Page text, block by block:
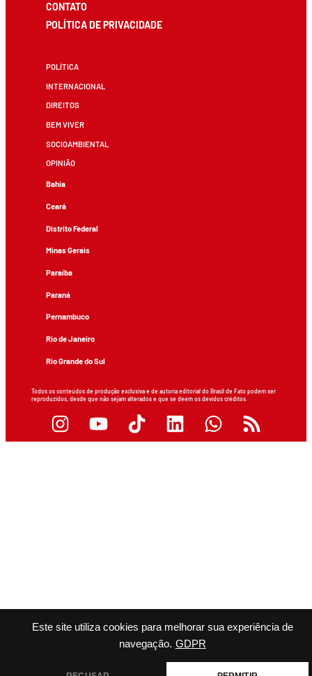
Este site utiliza cookies para melhorar sua experiência de
navegação. GDPR
CONTATO
POLÍTICA DE PRIVACIDADE
POLÍTICA
INTERNACIONAL
DIREITOS
BEM VIVER
SOCIOAMBIENTAL
OPINIÃO
Bahia
Ceará
Distrito Federal
Minas Gerais
Paraíba
Paraná
Pernambuco
Rio de Janeiro
Rio Grande do Sul
Todos os conteúdos de produção exclusiva e de autoria editorial do Brasil de Fato podem ser
reproduzidos, desde que não sejam alterados e que se deem os devidos créditos.